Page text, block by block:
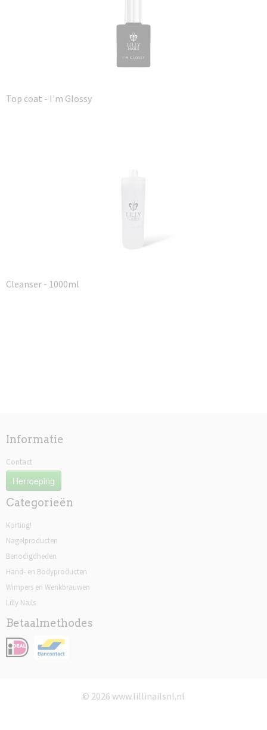
Top coat - I'm Glossy
Cleanser - 1000ml
Informatie
Contact
Herroeping
Categorieën
Korting!
Nagelproducten
Benodigdheden
Hand- en Bodyproducten
Wimpers en Wenkbrauwen
Lilly Nails
Betaalmethodes
© 2026 www.lillinailsnl.nl